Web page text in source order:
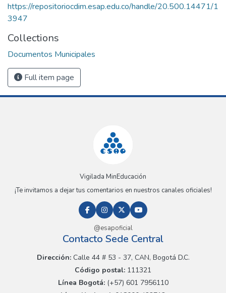
https://repositoriocdim.esap.edu.co/handle/20.500.14471/1
3947
Collections
Documentos Municipales
Full item page
Vigilada MinEducación
¡Te invitamos a dejar tus comentarios en nuestros canales oficiales!
@esapoficial
Contacto Sede Central
Dirección:Calle 44 # 53 - 37, CAN, Bogotá D.C.
Código postal: 111321
Línea Bogotá:(+57) 601 7956110